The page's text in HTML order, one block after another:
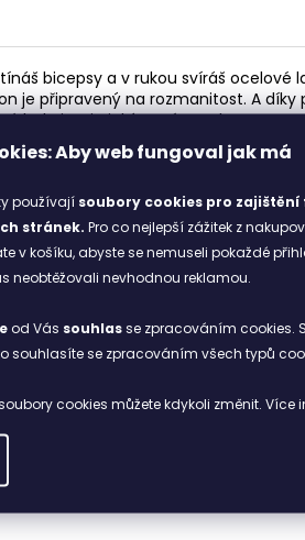
Aby web fungoval jak má
používají soubory cookies pro zajištění
stránek. Pro co nejlepší zážitek z
v košíku, abyste se nemuseli pokaždé
neobtěžovali nevhodnou reklamou.
od Vás souhlasse zpracováním cookies.
souhlasíte se zpracováním všech typů
cookies můžete kdykoli změnit. Více
bicepsy a v rukou svíráš ocelové
je připravený na rozmanitost. A
hole i turistický cepín. Do kapes
přihrádky na čele
. A kdyby začalo
konstrukci kopíruje kontury